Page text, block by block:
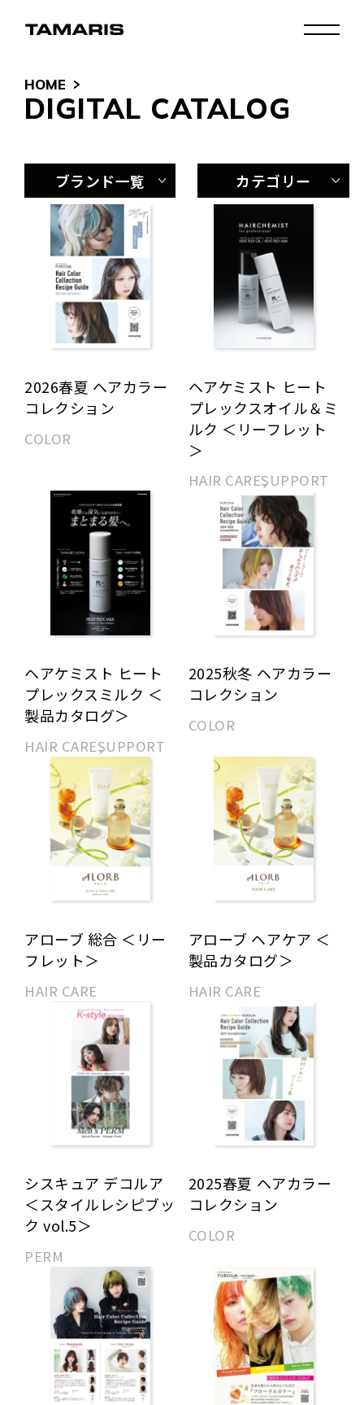
HOME
DIGITAL CATALOG
ブランド一覧 カテゴリー
2026春夏 ヘアカラー
コレクション
COLOR
ヘアケミスト ヒート
プレックスオイル＆ミ
ルク ＜リーフレット
＞
HAIR CARESUPPORT
ヘアケミスト ヒート
プレックスミルク ＜
製品カタログ＞
HAIR CARESUPPORT
2025秋冬 ヘアカラー
コレクション
COLOR
アローブ 総合 ＜リー
フレット＞
HAIR CARE
アローブ ヘアケア ＜
製品カタログ＞
HAIR CARE
シスキュア デコルア
＜スタイルレシピブッ
ク vol.5＞
PERM
2025春夏 ヘアカラー
コレクション
COLOR